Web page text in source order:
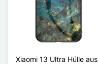
Xiaomi 13 Ultra Hülle aus